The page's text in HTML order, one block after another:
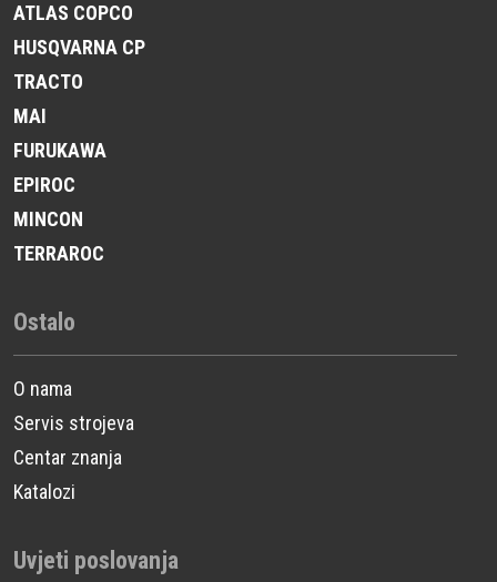
ATLAS COPCO
HUSQVARNA CP
TRACTO
MAI
FURUKAWA
EPIROC
MINCON
TERRAROC
Ostalo
O nama
Servis strojeva
Centar znanja
Katalozi
Uvjeti poslovanja